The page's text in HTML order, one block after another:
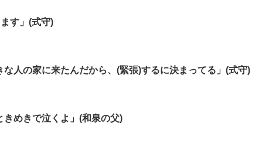
す」(式守)
人の家に来たんだから、(緊張)するに決まってる」(式守)
きめきで泣くよ」(和泉の父)